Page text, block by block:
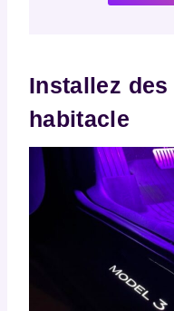
Installez
habitacle